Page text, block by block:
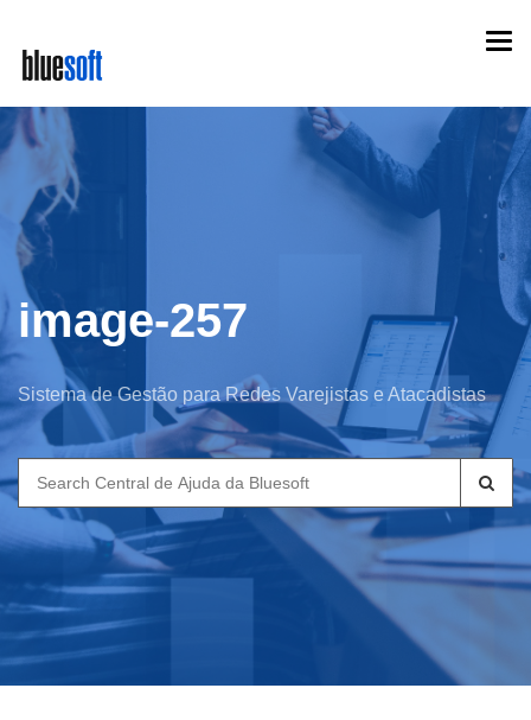
main
content
image-257
Sistema de Gestão para Redes Varejistas e Atacadistas
Search
for: